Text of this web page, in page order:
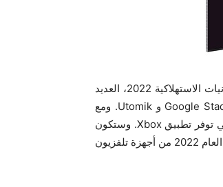
وتتضمن منصة Samsung Gaming Hub التي تم الكشف عنها في معرض الإلكترونيات الاستهلاكية 2022، العديد
من الشراكات مع خدمات بث الألعاب الرائدة، مثل NVIDIA GeForce NOW و Google Stadia و Utomik. ومع
الإعلان اليوم عن هذه الشراكة الجديدة، أصبحت منصة التلفزيون الذكية الوحيدة التي توفر تطبيق Xbox. وستكون
منصة Samsung Gaming Hub متاحة في مناطق محددة حول العالم على طرازات العام 2022 من أجهزة تلفزيون